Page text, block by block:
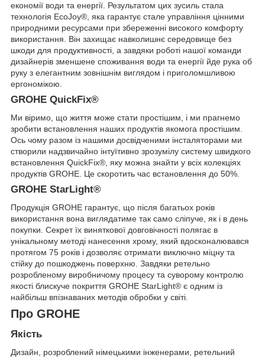
економії води та енергії. Результатом цих зусиль стала
технологія EcoJoy®, яка гарантує стале управління цінними
природними ресурсами при збереженні високого комфорту
використання. Він захищає навколишнє середовище без
шкоди для продуктивності, а завдяки роботі нашої команди
дизайнерів зменшене споживання води та енергії йде рука об
руку з елегантним зовнішнім виглядом і приголомшливою
ергономікою.
GROHE QuickFix®
Ми віримо, що життя може стати простішим, і ми прагнемо
зробити встановлення наших продуктів якомога простішим.
Ось чому разом із нашими досвідченими інсталяторами ми
створили надзвичайно інтуїтивно зрозумілу систему швидкого
встановлення QuickFix®, яку можна знайти у всіх колекціях
продуктів GROHE. Це скоротить час встановлення до 50%.
GROHE StarLight®
Продукція GROHE гарантує, що після багатьох років
використання вона виглядатиме так само сліпуче, як і в день
покупки. Секрет їх виняткової довговічності полягає в
унікальному методі нанесення хрому, який вдосконалювався
протягом 75 років і дозволяє отримати виключно міцну та
стійку до пошкоджень поверхню. Завдяки ретельно
розробленому виробничому процесу та суворому контролю
якості блискуче покриття GROHE StarLight® є одним із
найбільш впізнаваних методів обробки у світі.
Про GROHE
Якість
Дизайн, розроблений німецькими інженерами, ретельний